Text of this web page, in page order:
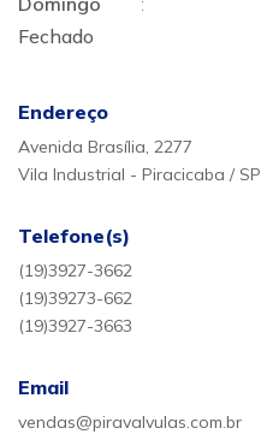
Fechado
Endereço
Avenida Brasília, 2277
Vila Industrial - Piracicaba / SP
Telefone(s)
(19)3927-3662
(19)39273-662
(19)3927-3663
Email
vendas@piravalvulas.com.br